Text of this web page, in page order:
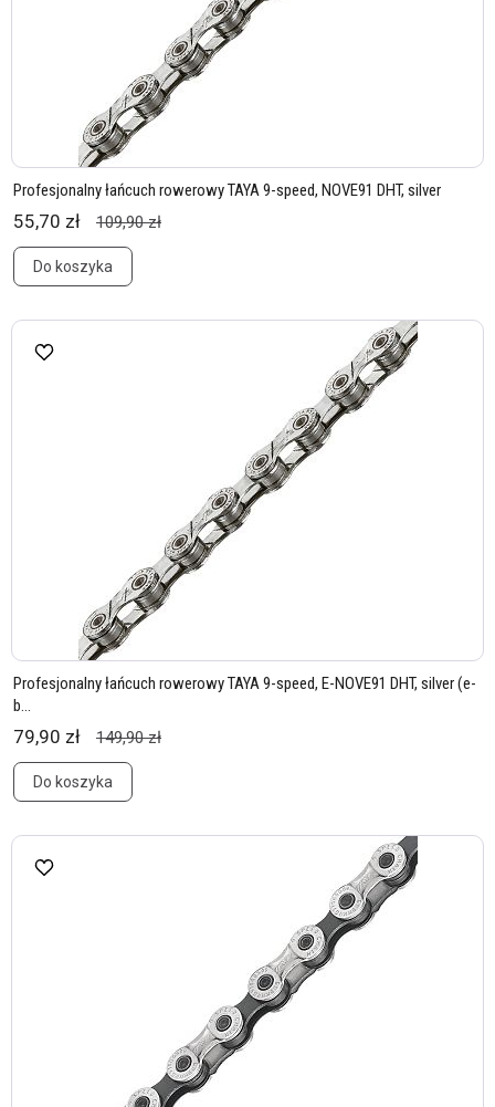
Profesjonalny łańcuch rowerowy TAYA 9-speed, NOVE91 DHT, silver
55,70 zł 109,90 zł
Do koszyka
Profesjonalny łańcuch rowerowy TAYA 9-speed, E-NOVE91 DHT, silver (e-
b...
79,90 zł 149,90 zł
Do koszyka